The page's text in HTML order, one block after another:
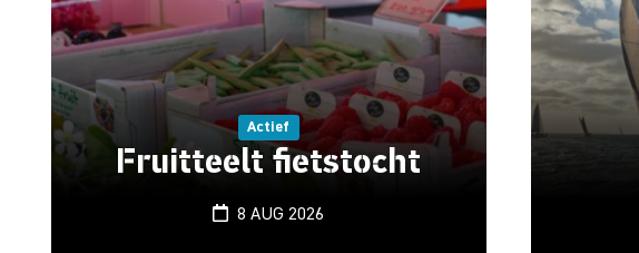
Actief
Fruitteelt fietstocht
8 AUG 2026